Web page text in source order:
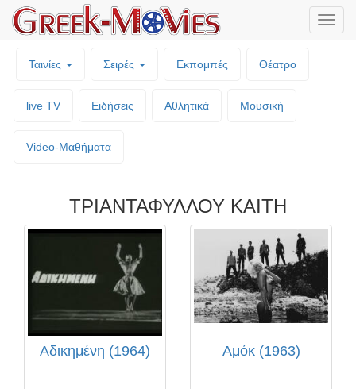
Ταινίες Σειρές Εκπομπές Θέατρο
live TV Ειδήσεις Αθλητικά Μουσική
Video-Mαθήματα
ΤΡΙΑΝΤΑΦΥΛΛΟΥ ΚΑΙΤΗ
Αδικημένη (1964) Αμόκ (1963)